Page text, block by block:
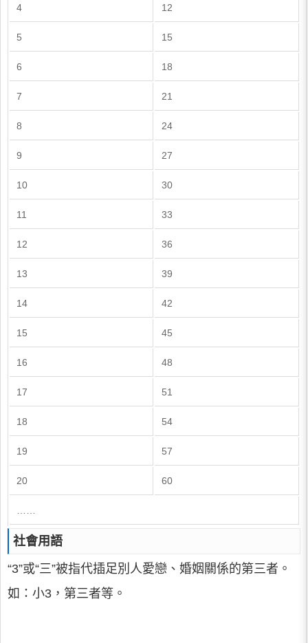
4 12
5 15
6 18
7 21
8 24
9 27
10 30
11 33
12 36
13 39
14 42
15 45
16 48
17 51
18 54
19 57
20 60
社會用語
“3”或“三”被指代插足別人愛戀、婚姻關係的第三者。
如：小3，第三者等。